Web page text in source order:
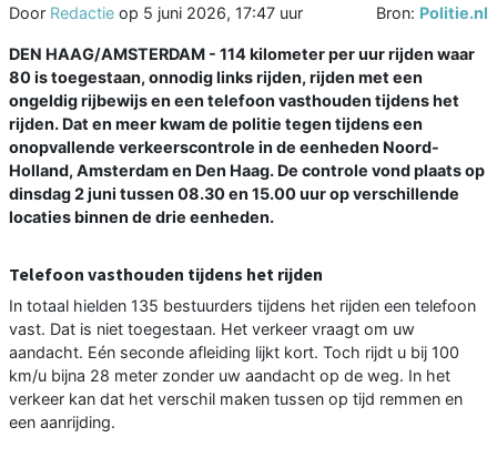
Door Redactie op 5 juni 2026, 17:47 uur Bron: Politie.nl
DEN HAAG/AMSTERDAM - 114 kilometer per uur rijden waar
80 is toegestaan, onnodig links rijden, rijden met een
ongeldig rijbewijs en een telefoon vasthouden tijdens het
rijden. Dat en meer kwam de politie tegen tijdens een
onopvallende verkeerscontrole in de eenheden Noord-
Holland, Amsterdam en Den Haag. De controle vond plaats op
dinsdag 2 juni tussen 08.30 en 15.00 uur op verschillende
locaties binnen de drie eenheden.
Telefoon vasthouden tijdens het rijden
In totaal hielden 135 bestuurders tijdens het rijden een telefoon
vast. Dat is niet toegestaan. Het verkeer vraagt om uw
aandacht. Eén seconde afleiding lijkt kort. Toch rijdt u bij 100
km/u bijna 28 meter zonder uw aandacht op de weg. In het
verkeer kan dat het verschil maken tussen op tijd remmen en
een aanrijding.